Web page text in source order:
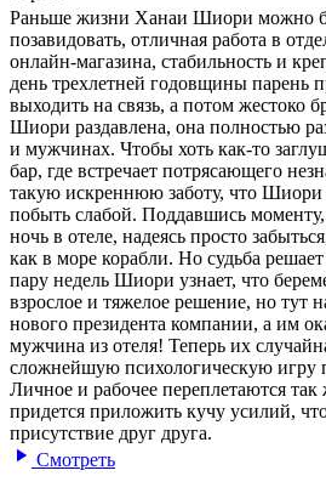
Раньше жизни Ханаи Шиори можно
позавидовать, отличная работа в
онлайн-магазина, стабильность и
день трехлетней годовщины парень
выходить на связь, а потом жестоко
Шиори раздавлена, она полностью
и мужчинах. Чтобы хоть как-то
бар, где встречает потрясающего
такую искреннюю заботу, что Шиори
побыть слабой. Поддавшись
ночь в отеле, надеясь просто
как в море корабли. Но судьба решает
пару недель Шиори узнает, что
взрослое и тяжелое решение, но тут
нового президента компании, а им
мужчина из отеля! Теперь их
сложнейшую психологическую игру
Личное и рабочее переплетаются
придется приложить кучу усилий,
присутствие друг друга.
Смотреть